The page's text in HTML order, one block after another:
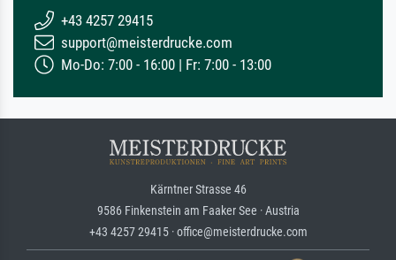
+43 4257 29415
support@meisterdrucke.com
Mo-Do: 7:00 - 16:00 | Fr: 7:00 - 13:00
Kärntner Strasse 46
9586 Finkenstein am Faaker See · Austria
+43 4257 29415 · office@meisterdrucke.com